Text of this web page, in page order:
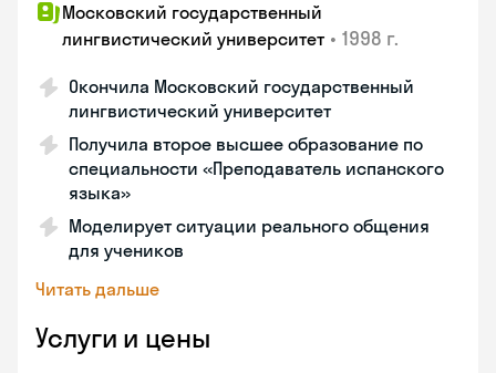
Московский государственный
лингвистический университет • 1998 г.
Окончила Московский государственный
лингвистический университет
Получила второе высшее образование по
специальности «Преподаватель испанского
языка»
Моделирует ситуации реального общения
для учеников
Читать дальше
Услуги и цены